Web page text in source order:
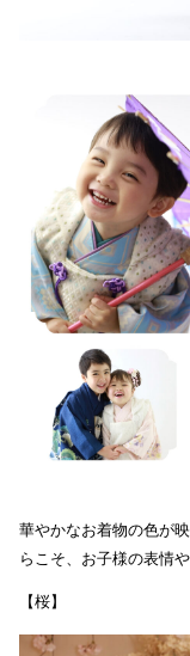
華やかなお着物の色が
らこそ、お子様の表情
【桜】